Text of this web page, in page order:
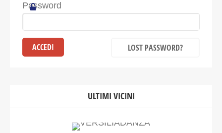
Password
LOST PASSWORD?
ULTIMI VICINI